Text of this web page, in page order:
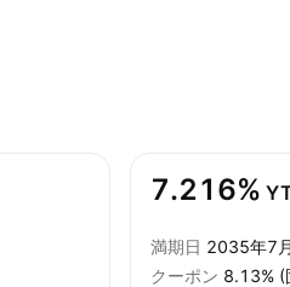
7.216%
満期日 2035年7
クーポン 8.13% (